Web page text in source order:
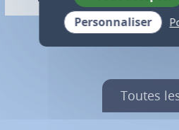
Toutes
Personnaliser